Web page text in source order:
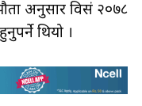
अनुसार विसं २०७८
थियो ।